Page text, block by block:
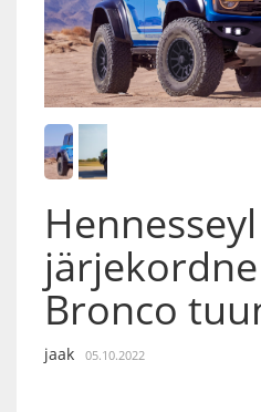
Bronco
jaak 05.10.2022